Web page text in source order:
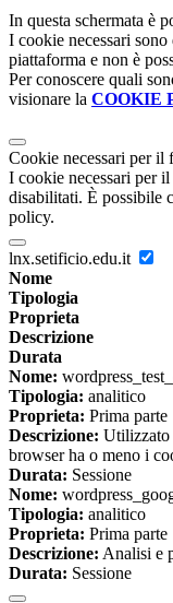
In questa schermata è
I cookie necessari
piattaforma e non è
Per conoscere quali
visionare la COOKIE
Cookie necessari per il
I cookie necessari per
disabilitati. È possibile
policy.
lnx.setificio.edu.it
Nome
Tipologia
Proprieta
Descrizione
Durata
Nome:
Tipologia: analitico
Proprieta: Prima parte
Descrizione: Utilizzato
browser ha o meno i
Durata: Sessione
Nome:
Tipologia: analitico
Proprieta: Prima parte
Descrizione: Analisi e
Durata: Sessione